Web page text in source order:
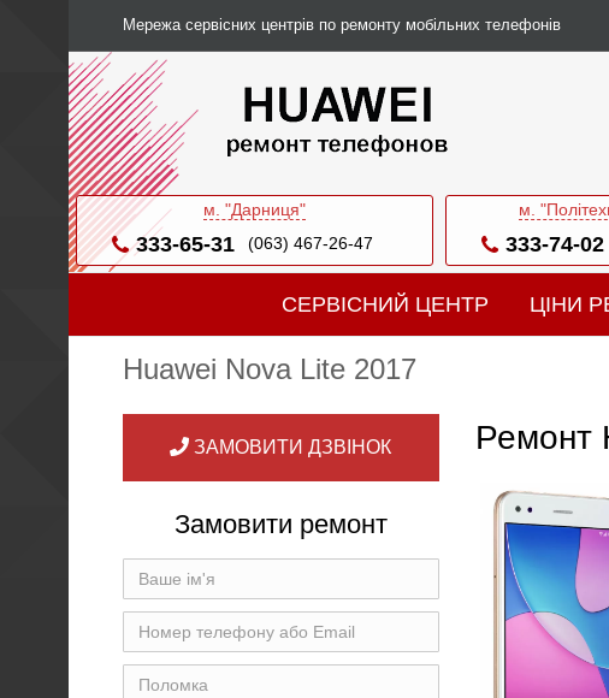
Мережа сервісних центрів по ремонту мобільних телефонів
м. "Дарниця"
333-65-31 (063) 467-26-47
м.
333-74-02
СЕРВІСНИЙ ЦЕНТР ЦІНИ
Huawei Nova Lite 2017
Ремонт
ЗАМОВИТИ ДЗВІНОК
Замовити ремонт